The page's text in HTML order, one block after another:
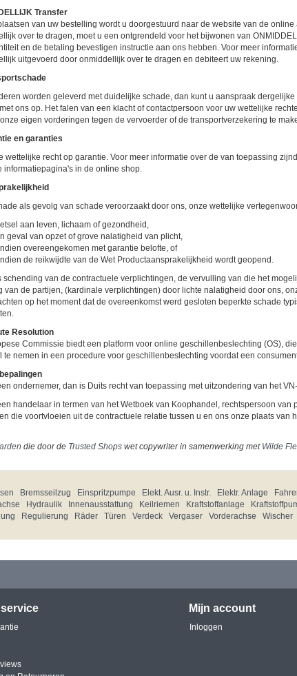
Transfer
van uw bestelling wordt u doorgestuurd naar de website van de
over te dragen, moet u een ontgrendeld voor het bijwonen van
en de betaling bevestigen instructie aan ons hebben. Voor meer
uitgevoerd door onmiddellijk over te dragen en debiteert uw rekening.
worden geleverd met duidelijke schade, dan kunt u aanspraak
ons op. Het falen van een klacht of contactpersoon voor uw wettelijke
eigen vorderingen tegen de vervoerder of de transportverzekering te
en garanties
wettelijke recht op garantie. Voor meer informatie over de van toepassing
informatiepagina's in de online shop.
als gevolg van schade veroorzaakt door ons, onze wettelijke
aan leven, lichaam of gezondheid,
geval van opzet of grove nalatigheid van plicht,
overeengekomen met garantie belofte, of
de reikwijdte van de Wet Productaansprakelijkheid wordt geopend.
schending van de contractuele verplichtingen, de vervulling van die het
van de partijen, (kardinale verplichtingen) door lichte nalatigheid door ons,
op het moment dat de overeenkomst werd gesloten beperkte schade
Resolution
Commissie biedt een platform voor online geschillenbeslechting (OS),
te nemen in een procedure voor geschillenbeslechting voordat een
ondernemer, dan is Duits recht van toepassing met uitzondering van het
handelaar in termen van het Wetboek van Koophandel, rechtspersoon
die voortvloeien uit de contractuele relatie tussen u en ons onze plaats van
die door de Trusted Shopswet copywriter in samenwerking met Wilde
Bremsseilzug Einspritzpumpe Elekt. Ausr. u. Instr. Elektr. Anlage
Hydraulik Innenausstattung Keilriemen Kraftstoffanlage
Regulierung Räder Türen Verdeck Vergaser Vorderachse Wischer
Mijn account
Inloggen